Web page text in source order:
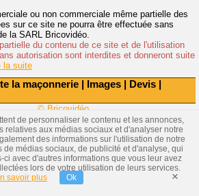
la maçonnerie | Images | Devis |
ou non commerciale même partielle des
sur ce site ne pourra être effectuée sans
la SARL Bricovidéo.
du contenu de ce site et de l'utilisation
autorisation sont interdites et donneront suite
suite
© Bricovidéo
de personnaliser le contenu et les annonces,
relatives aux médias sociaux et d'analyser notre
des informations sur l'utilisation de notre
de médias sociaux, de publicité et d'analyse, qui
ci avec d'autres informations que vous leur avez
lors de votre utilisation de leurs services.
savoir plus
Ok ×